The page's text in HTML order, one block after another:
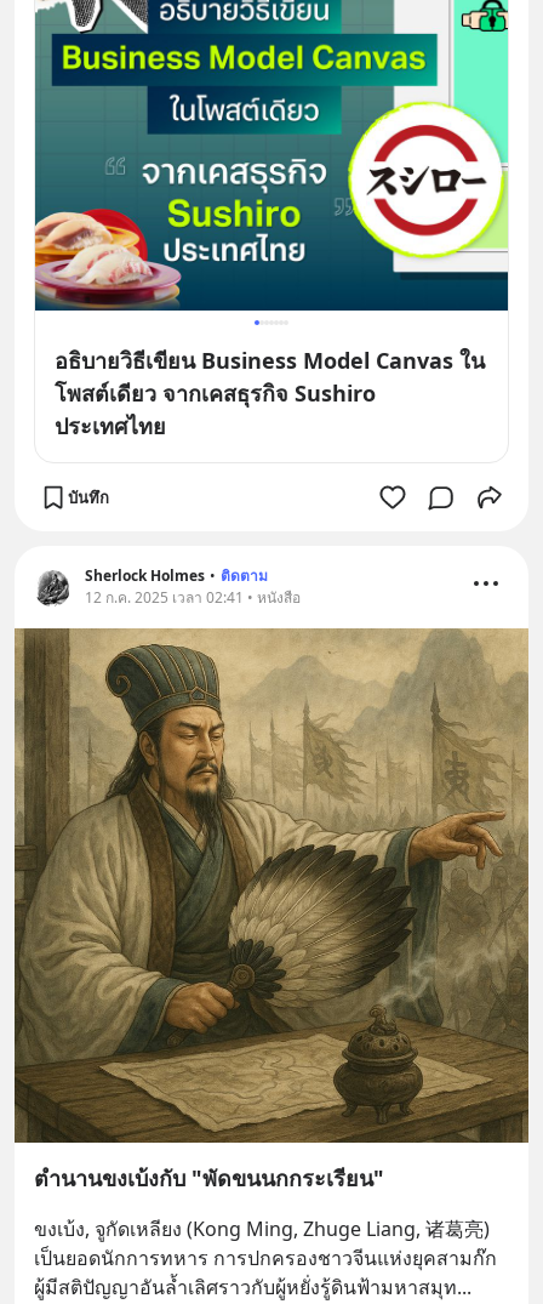
อธิบายวิธีเขียน Business Model Canvas ใน
โพสต์เดียว จากเคสธุรกิจ Sushiro
ประเทศไทย
บันทึก
Sherlock Holmes • ติดตาม
12 ก.ค. 2025 เวลา 02:41 • หนังสือ
ตำนานขงเบ้งกับ "พัดขนนกกระเรียน"
ขงเบ้ง, จูกัดเหลียง (Kong Ming, Zhuge Liang, 诸葛亮)
เป็นยอดนักการทหาร การปกครองชาวจีนแห่งยุคสามก๊ก
ผู้มีสติปัญญาอันล้ำเลิศราวกับผู้หยั่งรู้ดินฟ้ามหาสมุท